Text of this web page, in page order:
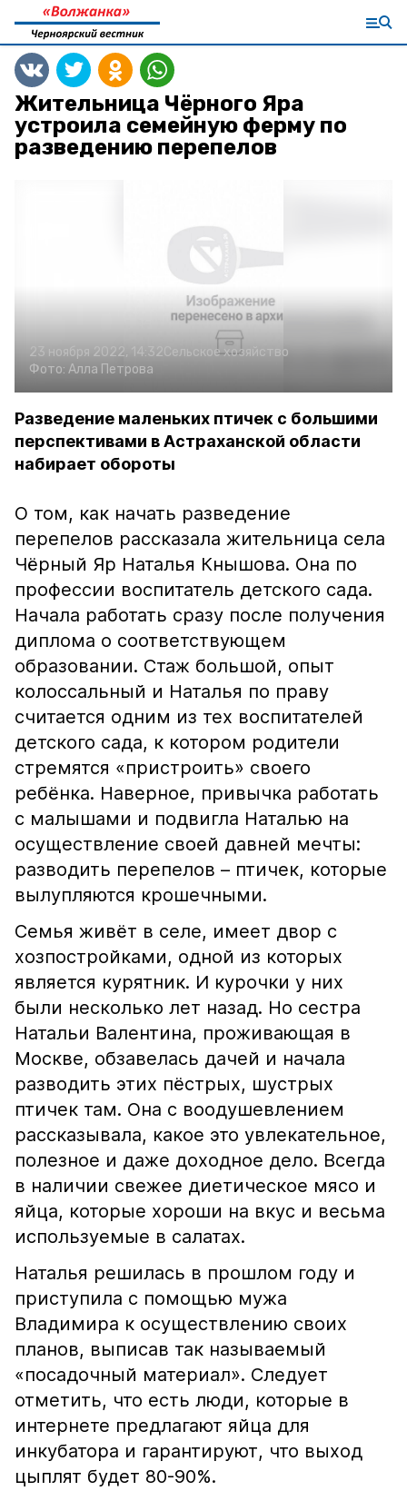
Жительница Чёрного Яра
устроила семейную ферму по
разведению перепелов
23 ноября 2022, 14:32Сельское хозяйство
Фото: Алла Петрова
Разведение маленьких птичек с большими
перспективами в Астраханской области
набирает обороты
О том, как начать разведение
перепелов рассказала жительница села
Чёрный Яр Наталья Кнышова. Она по
профессии воспитатель детского сада.
Начала работать сразу после получения
диплома о соответствующем
образовании. Стаж большой, опыт
колоссальный и Наталья по праву
считается одним из тех воспитателей
детского сада, к котором родители
стремятся «пристроить» своего
ребёнка. Наверное, привычка работать
с малышами и подвигла Наталью на
осуществление своей давней мечты:
разводить перепелов – птичек, которые
вылупляются крошечными.
Семья живёт в селе, имеет двор с
хозпостройками, одной из которых
является курятник. И курочки у них
были несколько лет назад. Но сестра
Натальи Валентина, проживающая в
Москве, обзавелась дачей и начала
разводить этих пёстрых, шустрых
птичек там. Она с воодушевлением
рассказывала, какое это увлекательное,
полезное и даже доходное дело. Всегда
в наличии свежее диетическое мясо и
яйца, которые хороши на вкус и весьма
используемые в салатах.
Наталья решилась в прошлом году и
приступила с помощью мужа
Владимира к осуществлению своих
планов, выписав так называемый
«посадочный материал». Следует
отметить, что есть люди, которые в
интернете предлагают яйца для
инкубатора и гарантируют, что выход
цыплят будет 80-90%.